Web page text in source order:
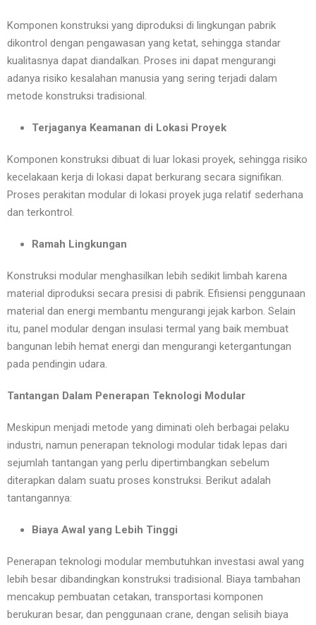
Komponen konstruksi yang diproduksi di lingkungan pabrik
dikontrol dengan pengawasan yang ketat, sehingga standar
kualitasnya dapat diandalkan. Proses ini dapat mengurangi
adanya risiko kesalahan manusia yang sering terjadi dalam
metode konstruksi tradisional.
Terjaganya Keamanan di Lokasi Proyek
Komponen konstruksi dibuat di luar lokasi proyek, sehingga risiko
kecelakaan kerja di lokasi dapat berkurang secara signifikan.
Proses perakitan modular di lokasi proyek juga relatif sederhana
dan terkontrol.
Ramah Lingkungan
Konstruksi modular menghasilkan lebih sedikit limbah karena
material diproduksi secara presisi di pabrik. Efisiensi penggunaan
material dan energi membantu mengurangi jejak karbon. Selain
itu, panel modular dengan insulasi termal yang baik membuat
bangunan lebih hemat energi dan mengurangi ketergantungan
pada pendingin udara.
Tantangan Dalam Penerapan Teknologi Modular
Meskipun menjadi metode yang diminati oleh berbagai pelaku
industri, namun penerapan teknologi modular tidak lepas dari
sejumlah tantangan yang perlu dipertimbangkan sebelum
diterapkan dalam suatu proses konstruksi. Berikut adalah
tantangannya:
Biaya Awal yang Lebih Tinggi
Penerapan teknologi modular membutuhkan investasi awal yang
lebih besar dibandingkan konstruksi tradisional. Biaya tambahan
mencakup pembuatan cetakan, transportasi komponen
berukuran besar, dan penggunaan crane, dengan selisih biaya